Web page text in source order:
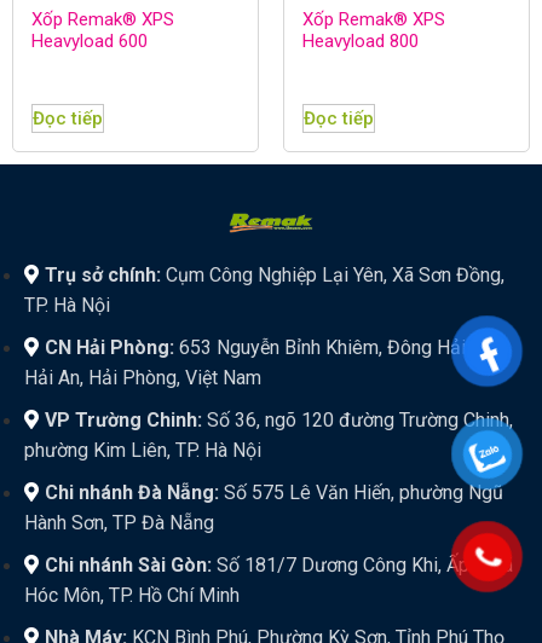
Xốp Remak® XPS
Heavyload 600
Đọc tiếp
Xốp Remak® XPS
Heavyload 800
Đọc tiếp
Trụ sở chính: Cụm Công Nghiệp Lại Yên, Xã Sơn Đồng,
TP. Hà Nội
CN Hải Phòng: 653 Nguyễn Bỉnh Khiêm, Đông Hải 1,
Hải An, Hải Phòng, Việt Nam
VP Trường Chinh: Số 36, ngõ 120 đường Trường Chinh,
phường Kim Liên, TP. Hà Nội
Chi nhánh Đà Nẵng: Số 575 Lê Văn Hiến, phường Ngũ
Hành Sơn, TP Đà Nẵng
Chi nhánh Sài Gòn: Số 181/7 Dương Công Khi, Ấp 9, xã
Hóc Môn, TP. Hồ Chí Minh
Nhà Máy: KCN Bình Phú, Phường Kỳ Sơn, Tỉnh Phú Thọ